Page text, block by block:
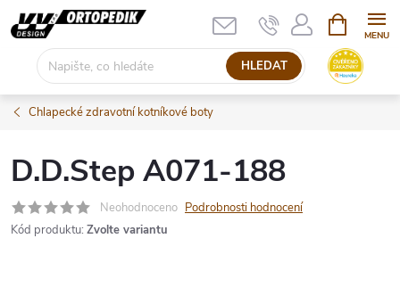
Přejít
na
HLEDAT
NÁKUPNÍ
KOŠÍK
Chlapecké zdravotní kotníkové boty
D.D.Step A071-188
Neohodnoceno Podrobnosti hodnocení
Kód produktu: Zvolte variantu